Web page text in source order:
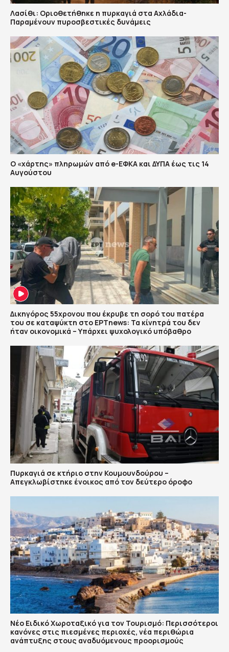
Λασίθι: Οριοθετήθηκε η πυρκαγιά στα Αχλάδια-
Παραμένουν πυροσβεστικές δυνάμεις
Ο «χάρτης» πληρωμών από e-ΕΦΚΑ και ΔΥΠΑ έως τις 14
Αυγούστου
Δικηγόρος 55χρονου που έκρυβε τη σορό του πατέρα
του σε καταψύκτη στο ΕΡΤnews: Τα κίνητρά του δεν
ήταν οικονομικά – Υπάρχει ψυχολογικό υπόβαθρο
Πυρκαγιά σε κτήριο στην Κουμουνδούρου –
Απεγκλωβίστηκε ένοικος από τον δεύτερο όροφο
Νέο Ειδικό Χωροταξικό για τον Τουρισμό: Περισσότεροι
κανόνες στις πιεσμένες περιοχές, νέα περιθώρια
ανάπτυξης στους αναδυόμενους προορισμούς